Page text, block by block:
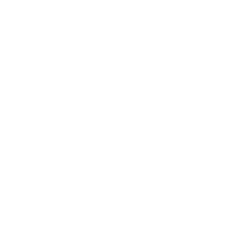
La ruta dels
d’altura i